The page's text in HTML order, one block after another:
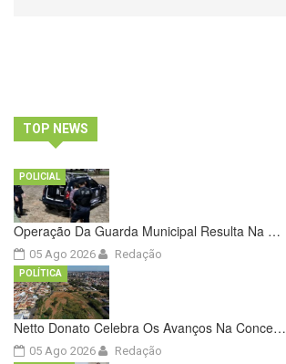
TOP NEWS
Operação Da Guarda Municipal Resulta Na …
05 Ago 2026
POLICIAL
Redação
Netto Donato Celebra Os Avanços Na Conce…
05 Ago 2026
POLÍTICA
Redação